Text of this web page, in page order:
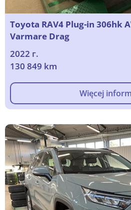
Toyota RAV4 Plug-in 306hk
Varmare Drag
2022 г.
130 849 km
Więcej